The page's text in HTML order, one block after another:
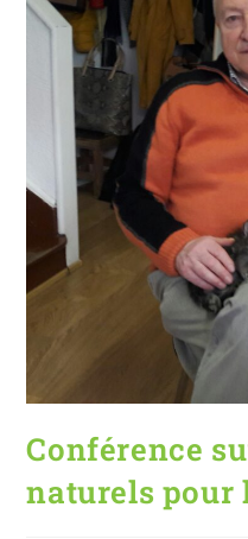
Conférence
naturels pour